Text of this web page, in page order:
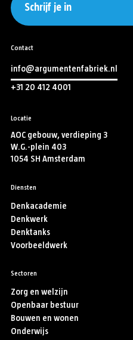
Schrijf je in
Contact
info@argumentenfabriek.nl
+31 20 412 4001
Locatie
AOC gebouw, verdieping 3
W.G.-plein 403
1054 SH Amsterdam
Diensten
Denkacademie
Denkwerk
Denktanks
Voorbeeldwerk
Sectoren
Zorg en welzijn
Openbaar bestuur
Bouwen en wonen
Onderwijs